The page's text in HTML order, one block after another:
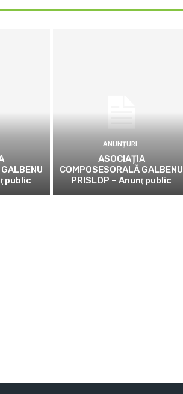
public
ANUNȚURI
ASOCIAȚIA
COMPOSESORALĂ GALBENU
PRISLOP – Anunţ public